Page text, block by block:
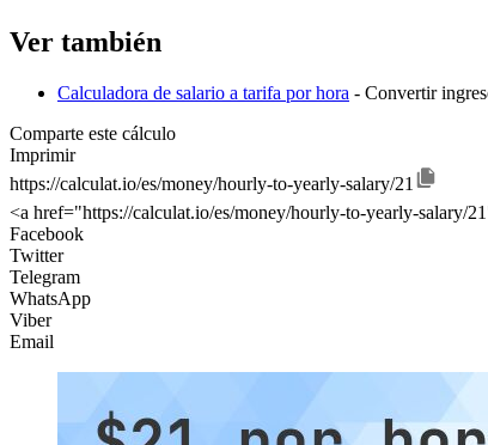
Ver también
Calculadora de salario a tarifa por hora - Convertir
Comparte este cálculo
Imprimir
https://calculat.io/es/money/hourly-to-yearly-salary/21
<a href="https://calculat.io/es/money/hourly-to-yearly-salary/
Facebook
Twitter
Telegram
WhatsApp
Viber
Email